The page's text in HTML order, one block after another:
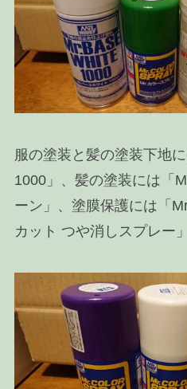
服の塗装と髪の塗装下地
1000」、髪の塗装には「
ーン」、塗膜保護には「
カット つや消しスプレー